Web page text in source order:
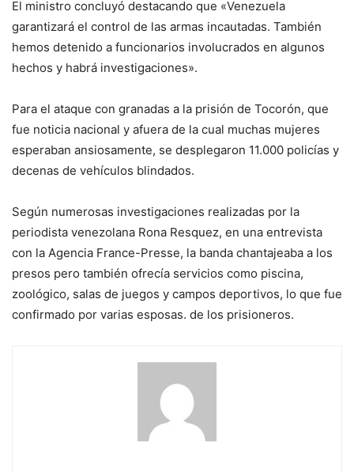
El ministro concluyó destacando que «Venezuela
garantizará el control de las armas incautadas. También
hemos detenido a funcionarios involucrados en algunos
hechos y habrá investigaciones».
Para el ataque con granadas a la prisión de Tocorón, que
fue noticia nacional y afuera de la cual muchas mujeres
esperaban ansiosamente, se desplegaron 11.000 policías y
decenas de vehículos blindados.
Según numerosas investigaciones realizadas por la
periodista venezolana Rona Resquez, en una entrevista
con la Agencia France-Presse, la banda chantajeaba a los
presos pero también ofrecía servicios como piscina,
zoológico, salas de juegos y campos deportivos, lo que fue
confirmado por varias esposas. de los prisioneros.